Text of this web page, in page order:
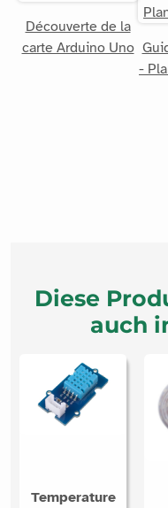
Découverte de la
carte Arduino Uno
-
Diese
auch
Temperature